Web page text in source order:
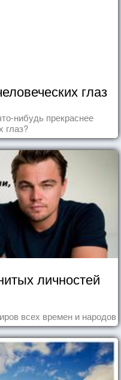
глаз
нибудь прекраснее
глаз?
личностей
всех времен и народов